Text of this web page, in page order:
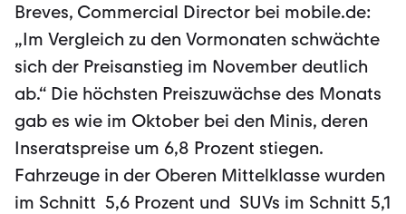
Breves, Commercial Director bei mobile.de:
„Im Vergleich zu den Vormonaten schwächte
sich der Preisanstieg im November deutlich
ab.“ Die höchsten Preiszuwächse des Monats
gab es wie im Oktober bei den Minis, deren
Inseratspreise um 6,8 Prozent stiegen.
Fahrzeuge in der Oberen Mittelklasse wurden
im Schnitt 5,6 Prozent und SUVs im Schnitt 5,1